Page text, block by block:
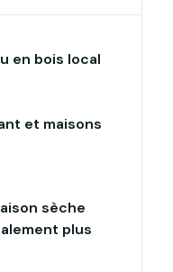
en bois local
et maisons
sèche
plus